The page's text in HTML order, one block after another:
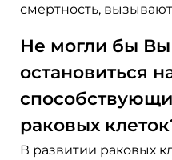
смертность,
Не могли бы
остановиться
раковых
В развитии раковых